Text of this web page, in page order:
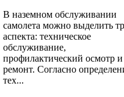
В наземном обслуживании
самолета можно выделить
аспекта: техническое
обслуживание,
профилактический осмотр и
ремонт. Согласно
тех...